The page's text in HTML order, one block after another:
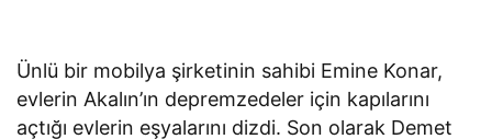
Ünlü bir mobilya şirketinin sahibi Emine Konar,
evlerin Akalın’ın depremzedeler için kapılarını
açtığı evlerin eşyalarını dizdi. Son olarak Demet